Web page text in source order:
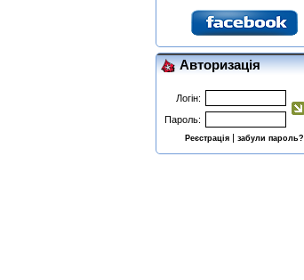
Авторизація
Логін:
Пароль:
Реєстрація| забули пароль?